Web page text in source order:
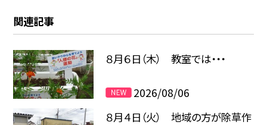
関連記事
８月６日（木） 教室では・・・
2026/08/06
８月４日（火） 地域の方が除草作